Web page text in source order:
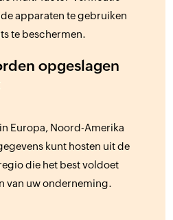
apparaten te gebruiken
te beschermen.
opgeslagen
Europa, Noord-Amerika
kunt hosten uit de
die het best voldoet
van uw onderneming.